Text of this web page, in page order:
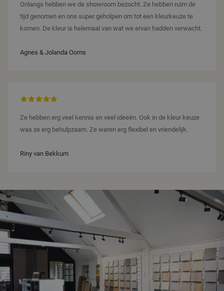
Onlangs hebben we de showroom bezocht. Ze hebben ruim de
tijd genomen en ons super geholpen om tot een kleurkeuze te
komen. De kleur is helemaal van wat we ervan hadden verwacht.
Agnes & Jolanda Ooms
Ze hebben erg veel kennis en veel ideeën. Ook in de kleur keuze
was ze erg behulpzaam. Ze waren erg flexibel en vriendelijk.
Riny van Bekkum